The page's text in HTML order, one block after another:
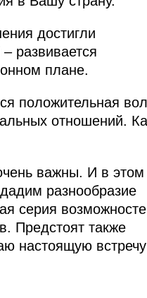
достигли
развивается
плане.
положительная
отношений.
важны. И в этом
разнообразие
серия
Предстоят также
настоящую встречу